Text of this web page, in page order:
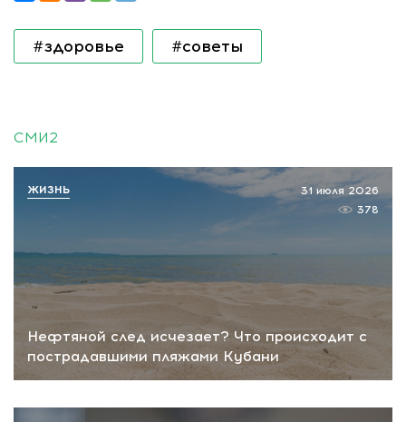
#здоровье #советы
СМИ2
Нефтяной след исчезает? Что происходит с
пострадавшими пляжами Кубани
31 июля 2026
378
ЖИЗНЬ